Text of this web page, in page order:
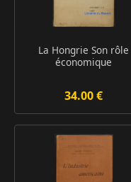
La Hongrie Son rôle
économique
34.00 €